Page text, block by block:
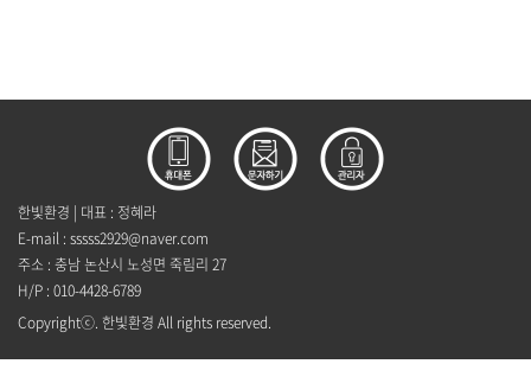
한빛환경 | 대표 : 정혜라
E-mail : sssss2929@naver.com
주소 : 충남 논산시 노성면 죽림리 27
H/P : 010-4428-6789
Copyrightⓒ. 한빛환경 All rights reserved.